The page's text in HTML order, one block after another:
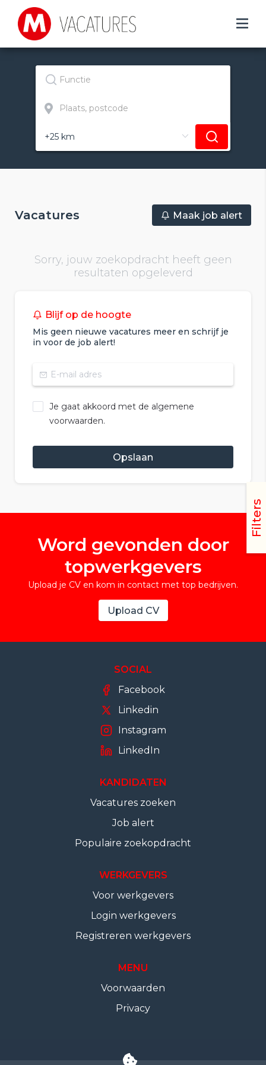
Filters
Vacatures Maak job alert
Sorry, jouw zoekopdracht heeft geen
resultaten opgeleverd
Blijf op de hoogte
Mis geen nieuwe vacatures meer en schrijf je
in voor de job alert!
Je gaat akkoord met de algemene
voorwaarden.
Opslaan
Word gevonden door
topwerkgevers
Upload je CV en kom in contact met top bedrijven.
Upload CV
SOCIAL
Facebook
Linkedin
Instagram
LinkedIn
KANDIDATEN
Vacatures zoeken
Job alert
Populaire zoekopdracht
WERKGEVERS
Voor werkgevers
Login werkgevers
Registreren werkgevers
MENU
Voorwaarden
Privacy